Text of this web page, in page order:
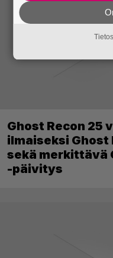
Ghost Recon 25
ilmaiseksi Ghost
sekä merkittävä
-päivitys